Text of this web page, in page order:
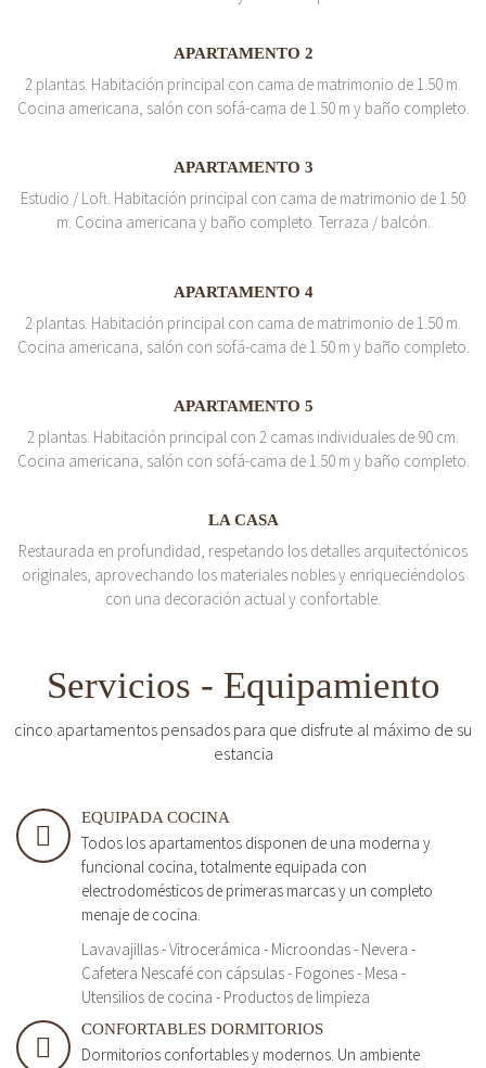
APARTAMENTO 2
2 plantas. Habitación principal con cama de matrimonio de 1.50 m.
Cocina americana, salón con sofá-cama de 1.50 m y baño completo.
APARTAMENTO 3
Estudio / Loft. Habitación principal con cama de matrimonio de 1.50
m. Cocina americana y baño completo. Terraza / balcón.
APARTAMENTO 4
2 plantas. Habitación principal con cama de matrimonio de 1.50 m.
Cocina americana, salón con sofá-cama de 1.50 m y baño completo.
APARTAMENTO 5
2 plantas. Habitación principal con 2 camas individuales de 90 cm.
Cocina americana, salón con sofá-cama de 1.50 m y baño completo.
LA CASA
Restaurada en profundidad, respetando los detalles arquitectónicos
originales, aprovechando los materiales nobles y enriqueciéndolos
con una decoración actual y confortable.
Servicios - Equipamiento
cinco apartamentos pensados para que disfrute al máximo de su
estancia
EQUIPADA COCINA
Todos los apartamentos disponen de una moderna y
funcional cocina, totalmente equipada con
electrodomésticos de primeras marcas y un completo
menaje de cocina.
Lavavajillas - Vitrocerámica - Microondas - Nevera -
Cafetera Nescafé con cápsulas - Fogones - Mesa -
Utensilios de cocina - Productos de limpieza
CONFORTABLES DORMITORIOS
Dormitorios confortables y modernos. Un ambiente